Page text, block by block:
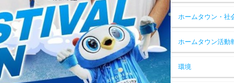
ホームタウン・社
ホームタウン活動
環境